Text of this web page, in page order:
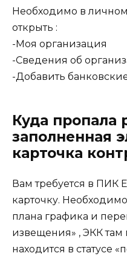
Необходимо в
открыть :
-Моя организация
-Сведения об
-Добавить
Куда пропала
заполненная
карточка
Вам требуется в ПИК
карточку.
плана графика и
извещения» , ЭКК там
находится в статусе